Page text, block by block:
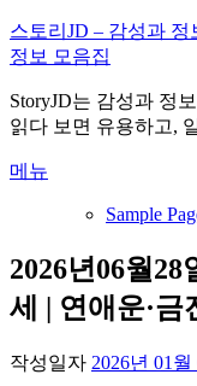
내
용
로
바
가
스토리JD – 감성과
정보 모음집
StoryJD는 감성과 정
읽다 보면 유용하고,
메뉴
Sample
2026년06월
세 | 연애운·금
작성일자 2026년 01월